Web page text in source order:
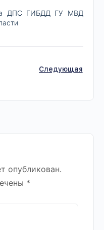
ДПС ГИБДД ГУ МВД
Следующая
опубликован.
*